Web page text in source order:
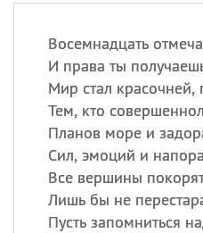
Восемнадцать
И права ты
Мир стал красочней,
Тем, кто
Планов море и
Сил, эмоций и
Все вершины
Лишь бы не
Пусть запомниться